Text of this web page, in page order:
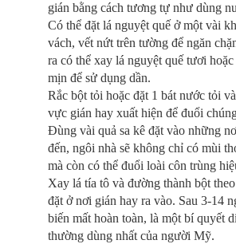
gián bằng cách tương tự như dùng
Có thể đặt lá nguyệt quế ở một vài
vách, vết nứt trên tường để ngăn
ra có thể xay lá nguyệt quế tươi
mịn để sử dụng dần.
Rắc bột tỏi hoặc đặt 1 bát nước tỏi
vực gián hay xuất hiện để đuổi
Đùng vài quả sa kê đặt vào những
đến, ngôi nhà sẽ không chỉ có mùi
mà còn có thể đuổi loài côn trùng
Xay lá tía tô và đường thành bột
đặt ở nơi gián hay ra vào. Sau 3-14
biến mất hoàn toàn, là một bí quyết
thường dùng nhất của người Mỹ.